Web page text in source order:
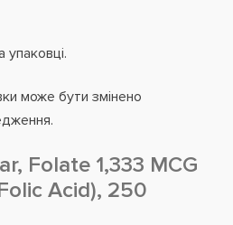
упаковці.
може бути змінено
Folate 1,333 MCG
Acid), 250